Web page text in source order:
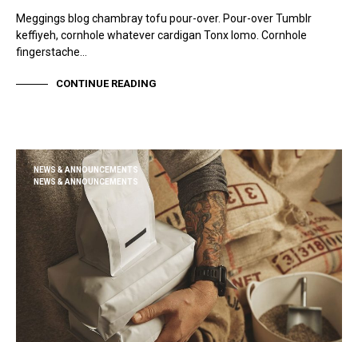
Meggings blog chambray tofu pour-over. Pour-over Tumblr
keffiyeh, cornhole whatever cardigan Tonx lomo. Cornhole
fingerstache…
CONTINUE READING
NEWS & ANNOUNCEMENTS
NEWS & ANNOUNCEMENTS